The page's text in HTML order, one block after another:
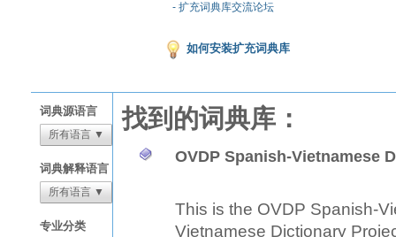
- 扩充词典库交流论坛
如何安装扩充词典库
词典源语言
所有语言 ▼
词典解释语言
所有语言 ▼
专业分类
找到的词典库：
OVDP Spanish-Vietnamese
This is the OVDP Spanish-
Vietnamese Dictionary